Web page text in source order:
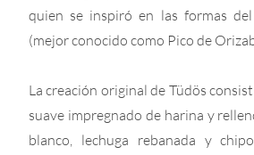
quien se inspiró en las formas
(mejor conocido como Pico de
La creación original de Tüdös
suave impregnado de harina y
blanco, lechuga rebanada y